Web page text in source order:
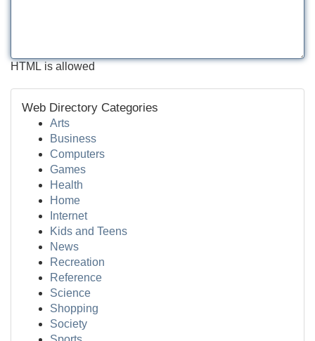
HTML is allowed
Web Directory Categories
Arts
Business
Computers
Games
Health
Home
Internet
Kids and Teens
News
Recreation
Reference
Science
Shopping
Society